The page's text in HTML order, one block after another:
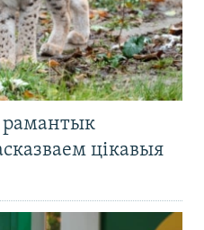
рамантык
цікавыя